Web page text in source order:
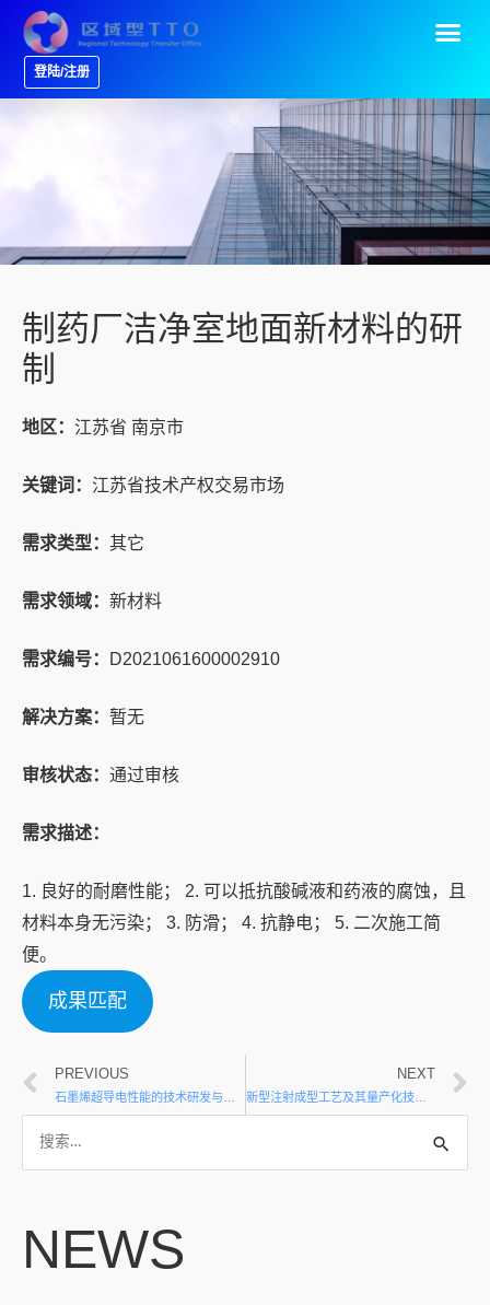
登陆/注册
制药厂洁净室地面新材料的研
制
地区： 江苏省 南京市
关键词： 江苏省技术产权交易市场
需求类型： 其它
需求领域： 新材料
需求编号： D2021061600002910
解决方案： 暂无
审核状态： 通过审核
需求描述：
1. 良好的耐磨性能； 2. 可以抵抗酸碱液和药液的腐蚀，且
材料本身无污染； 3. 防滑； 4. 抗静电； 5. 二次施工简
便。
成果匹配
PREVIOUS NEXT
新型注射成型工艺及其量产化技术的开发
NEWS